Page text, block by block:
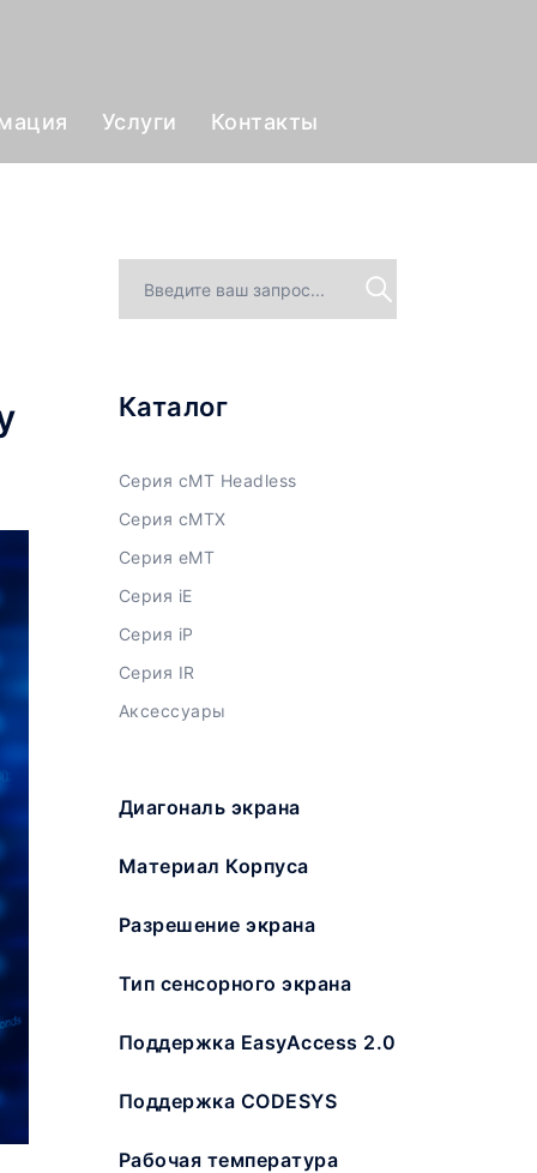
Услуги Контакты
Каталог
Серия cMT Headless
Серия cMTX
Серия eMT
Серия iE
Серия iP
Серия IR
Аксессуары
Диагональ экрана
Материал Корпуса
Разрешение экрана
Тип сенсорного экрана
Поддержка EasyAccess 2.0
Поддержка CODESYS
Рабочая температура